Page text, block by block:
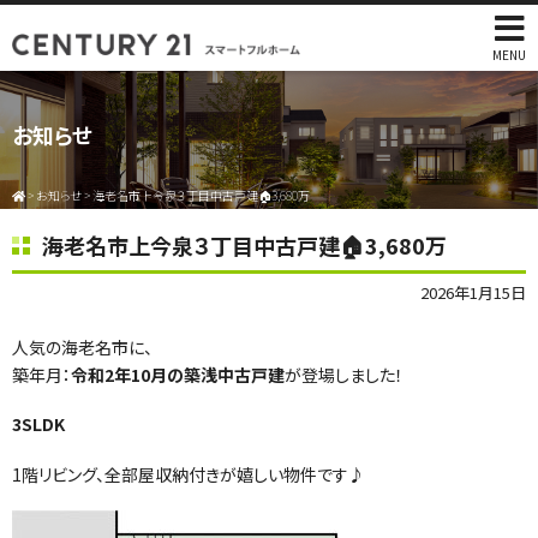
MENU
お知らせ
> お知らせ>海老名市上今泉３丁目中古戸建🏠3,680万
海老名市上今泉３丁目中古戸建🏠3,680万
2026年1月15日
人気の海老名市に、
築年月：令和2年10月の築浅中古戸建が登場しました！
3SLDK
1階リビング、全部屋収納付きが嬉しい物件です♪